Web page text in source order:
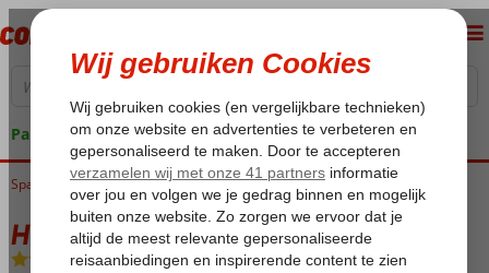
Pakketgarantie
Home
Spanje Costa del Sol Malaga Hotel MS Maestranza
Hotel MS Maestranza
Logies-Hotel